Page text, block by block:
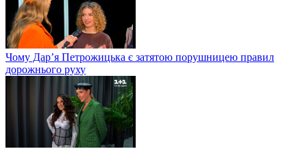
Чому Дар’я Петрожицька є затятою порушницею правил
дорожнього руху